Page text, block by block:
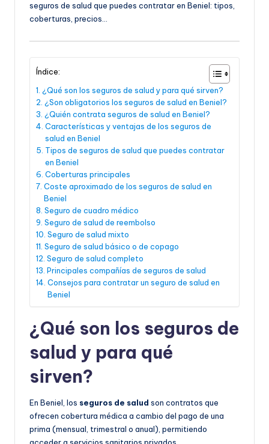
seguros de salud que puedes contratar en Beniel: tipos,
coberturas, precios…
Índice:
¿Qué son los seguros de salud y para qué sirven?
¿Son obligatorios los seguros de salud en Beniel?
¿Quién contrata seguros de salud en Beniel?
Características y ventajas de los seguros de
salud en Beniel
Tipos de seguros de salud que puedes contratar
en Beniel
Coberturas principales
Coste aproximado de los seguros de salud en
Beniel
Seguro de cuadro médico
Seguro de salud de reembolso
Seguro de salud mixto
Seguro de salud básico o de copago
Seguro de salud completo
Principales compañías de seguros de salud
Consejos para contratar un seguro de salud en
Beniel
¿Qué son los seguros de
salud y para qué
sirven?
En Beniel, los seguros de salud son contratos que
ofrecen cobertura médica a cambio del pago de una
prima (mensual, trimestral o anual), permitiendo
acceder a servicios sanitarios privados.